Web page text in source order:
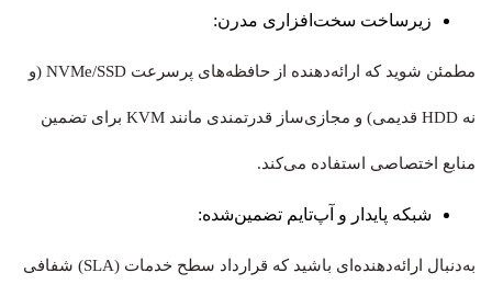
زیرساخت سخت‌افزاری مدرن:
مطمئن شوید که ارائه‌دهنده از حافظه‌های پرسرعت NVMe/SSD (و
نه HDD قدیمی) و مجازی‌ساز قدرتمندی مانند KVM برای تضمین
منابع اختصاصی استفاده می‌کند.
شبکه پایدار و آپ‌تایم تضمین‌شده:
به‌دنبال ارائه‌دهنده‌ای باشید که قرارداد سطح خدمات (SLA) شفافی